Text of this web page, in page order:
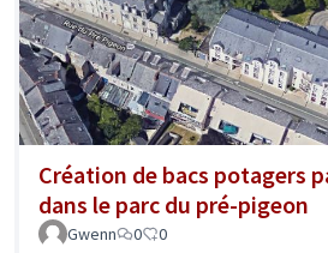
Création de bacs potagers
dans le parc du pré-pigeon
Gwenn 0 0